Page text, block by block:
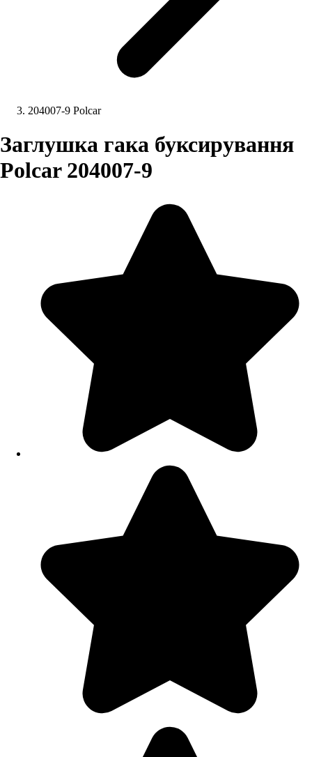
204007-9 Polcar
Заглушка гака буксирування
Polcar 204007-9